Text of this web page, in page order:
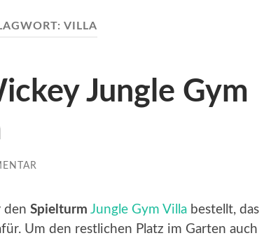
VILLA
Jungle Gym
den Spielturm Jungle Gym Villa bestellt, das
Um den restlichen Platz im Garten auch